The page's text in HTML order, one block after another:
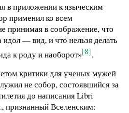
в приложении к языческим
применил ко всем
принимая в соображение, что
идол — вид, и что нельзя делать
к роду и наоборот»[8].
критики для ученых мужей
не собор, состоявшийся за
до написания Libri
признанный Вселенским: